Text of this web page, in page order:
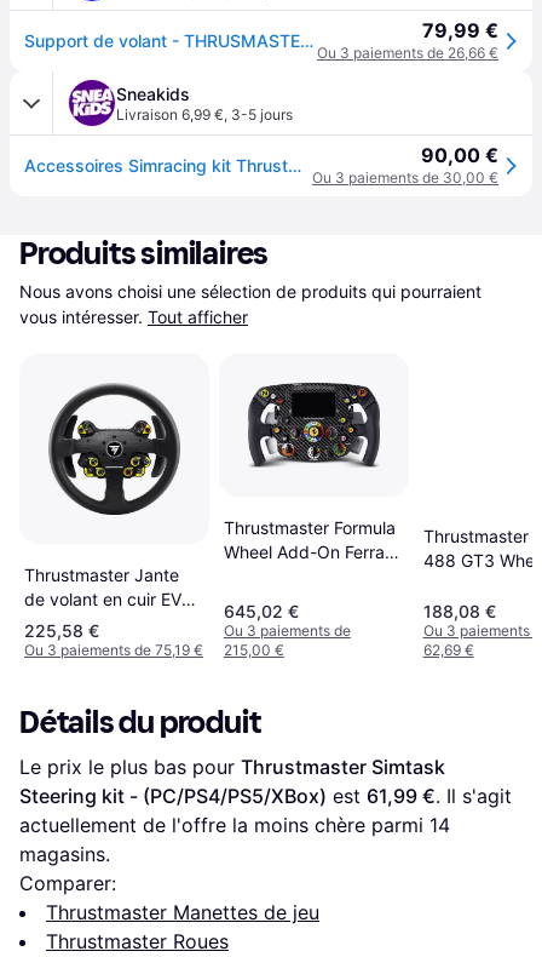
Support de volant - THRUSMASTER - SimTask Steering Kit + boule de manœuvre - Noir - Compatible T128 & T248 4060302 79,99 €
Ou 3 paiements de 26,66 €
Sneakids
Livraison 6,99 €, 3-5 jours
Accessoires Simracing kit ThrustMaster SimTask Steering - Noir 90,00 €
Ou 3 paiements de 30,00 €
Produits similaires
Nous avons choisi une sélection de produits qui pourraient
vous intéresser. Tout afficher
Thrustmaster Jante
de volant en cuir EVO
Racing 32R pour
bases
225,58 €
Ou 3 paiements de 75,19 €
Thrustmaster Formula
Wheel Add-On Ferrari
645,02 €
Ou 3 paiements de
215,00 €
Thrustmaster
488 GT3
188,08 €
Ou 3 paiements
62,69 €
Détails du produit
Le prix le plus bas pour Thrustmaster Simtask
Steering kit - (PC/PS4/PS5/XBox) est 61,99 €. Il s'agit
actuellement de l'offre la moins chère parmi 14
magasins.
Comparer:
Thrustmaster Manettes de jeu
Thrustmaster Roues